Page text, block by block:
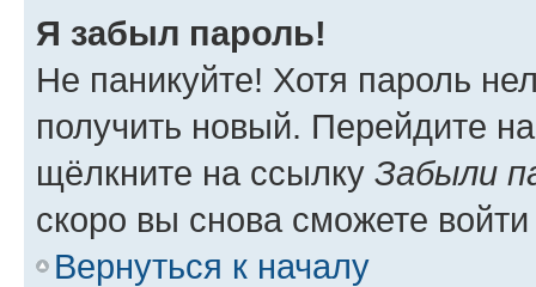
Я забыл пароль!
Не паникуйте! Хотя пароль
получить новый. Перейдите
щёлкните на ссылку Забыли
скоро вы снова сможете
Вернуться к началу